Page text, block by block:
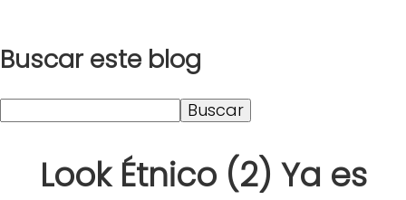
Buscar este blog
Look Étnico (2) Ya es